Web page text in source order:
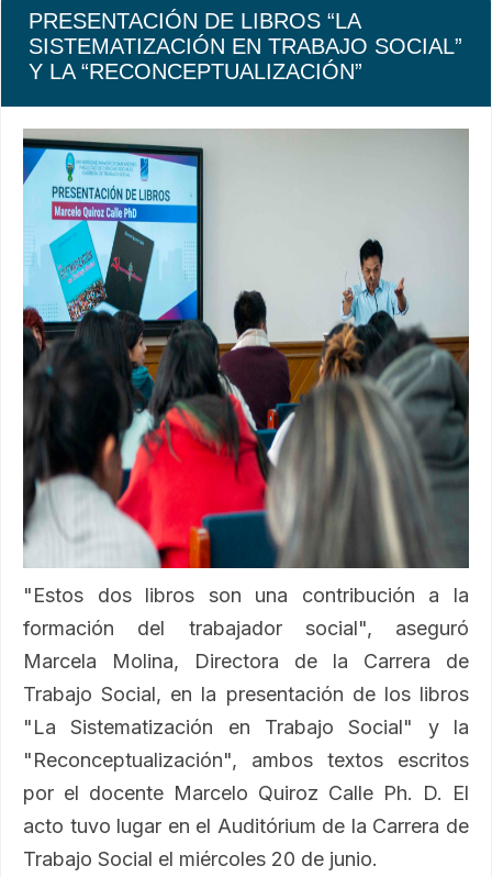
PRESENTACIÓN DE LIBROS “LA
SISTEMATIZACIÓN EN TRABAJO SOCIAL”
Y LA “RECONCEPTUALIZACIÓN”
"Estos dos libros son una contribución a la
formación del trabajador social", aseguró
Marcela Molina, Directora de la Carrera de
Trabajo Social, en la presentación de los libros
"La Sistematización en Trabajo Social" y la
"Reconceptualización", ambos textos escritos
por el docente Marcelo Quiroz Calle Ph. D. El
acto tuvo lugar en el Auditórium de la Carrera de
Trabajo Social el miércoles 20 de junio.